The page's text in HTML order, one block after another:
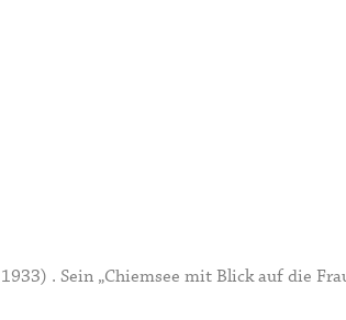
. Sein „Chiemsee mit Blick auf die